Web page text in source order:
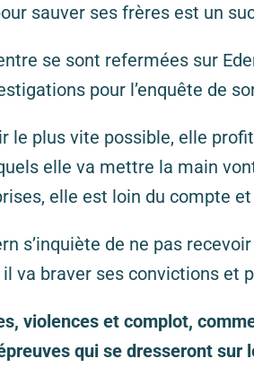
sauver ses frères est un
se sont refermées sur
pour l’enquête de
le plus vite possible, elle
elle va mettre la main
elle est loin du compte
s’inquiète de ne pas
va braver ses convictions et
violences et complot,
qui se dresseront sur